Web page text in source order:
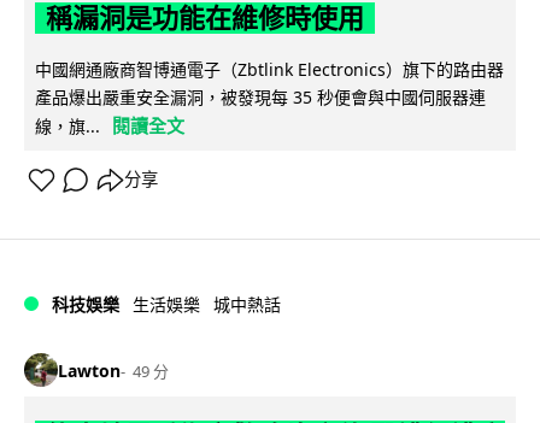
稱漏洞是功能在維修時使用
中國網通廠商智博通電子（Zbtlink Electronics）旗下的路由器
產品爆出嚴重安全漏洞，被發現每 35 秒便會與中國伺服器連
線，旗...
閱讀全文
分享
科技娛樂 生活娛樂 城中熱話
Lawton 49 分